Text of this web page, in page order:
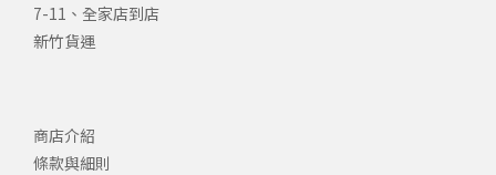
7-11、全家店到店
新竹貨運
商店介紹
條款與細則